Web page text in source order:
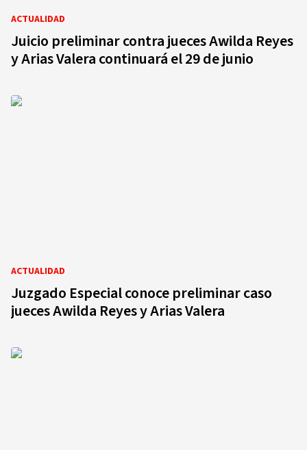
ACTUALIDAD
Juicio preliminar contra jueces Awilda Reyes
y Arias Valera continuará el 29 de junio
ACTUALIDAD
Juzgado Especial conoce preliminar caso
jueces Awilda Reyes y Arias Valera